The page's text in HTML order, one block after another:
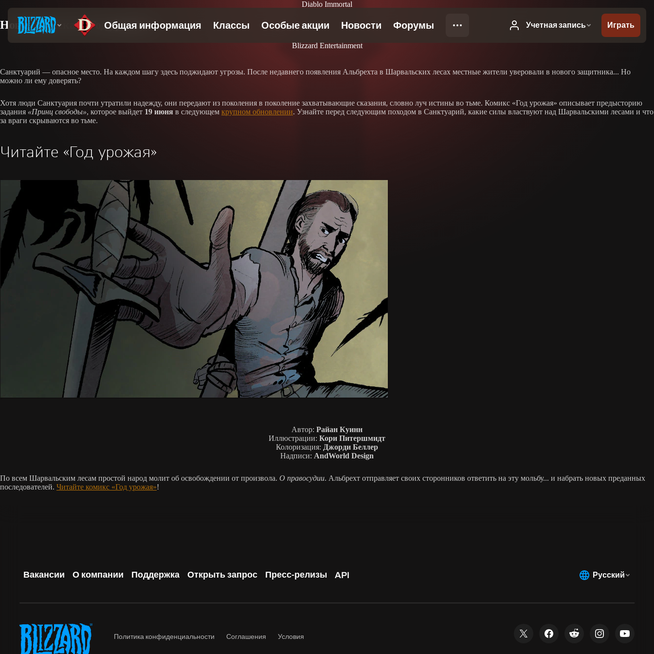
Diablo Immortal
Новый рассказ «Год урожая»
Blizzard Entertainment
Санктуарий — опасное место. На каждом шагу здесь поджидают угрозы. После недавнего появления Альбрехта в Шарвальских лесах местные жители уверовали в нового защитника... Но
можно ли ему доверять?
Хотя люди Санктуария почти утратили надежду, они передают из поколения в поколение захватывающие сказания, словно луч истины во тьме. Комикс «Год урожая» описывает предысторию
задания «Принц свободы», которое выйдет 19 июня в следующем крупном обновлении. Узнайте перед следующим походом в Санктуарий, какие силы властвуют над Шарвальскими лесами и что
за враги скрываются во тьме.
Читайте «Год урожая»
Автор: Райан Куинн
Иллюстрации: Кори Питершмидт
Колоризация: Джорди Беллер
Надписи: AndWorld Design
По всем Шарвальским лесам простой народ молит об освобождении от произвола. О правосудии. Альбрехт отправляет своих сторонников ответить на эту мольбу... и набрать новых преданных
последователей. Читайте комикс «Год урожая»!